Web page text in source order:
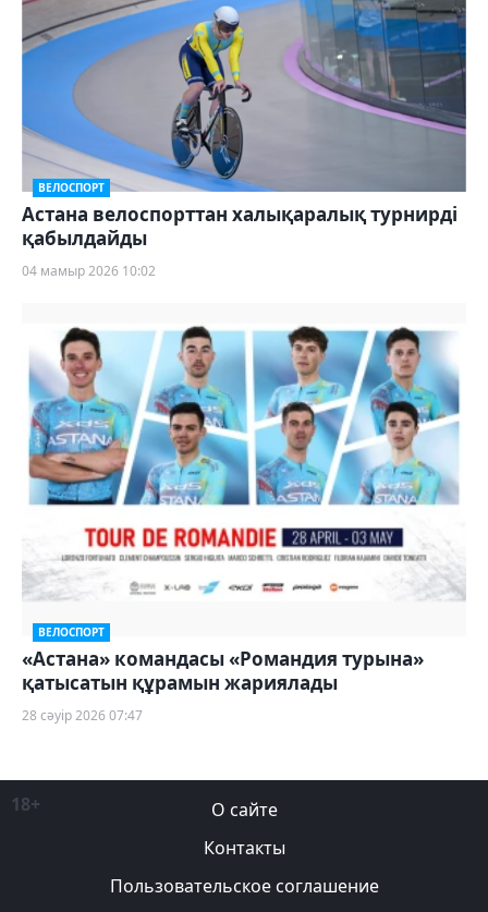
ВЕЛОСПОРТ
Астана велоспорттан халықаралық турнирді
қабылдайды
04 мамыр 2026 10:02
ВЕЛОСПОРТ
«Астана» командасы «Романдия турына»
қатысатын құрамын жариялады
28 сәуір 2026 07:47
18+
О сайте
Контакты
Пользовательское соглашение